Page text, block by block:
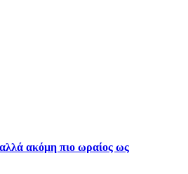
ακόμη πιο ωραίος ως